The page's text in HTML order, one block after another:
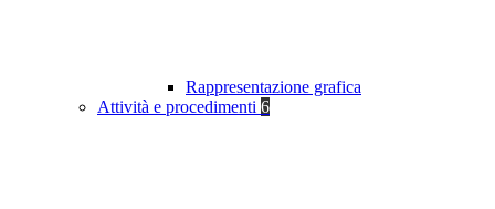
Rappresentazione grafica
Attività e procedimenti 6